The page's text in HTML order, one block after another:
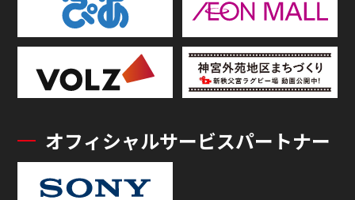
オフィシャルサービスパートナー